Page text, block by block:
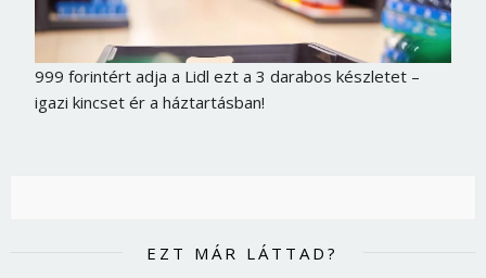
999 forintért adja a Lidl ezt a 3 darabos készletet –
igazi kincset ér a háztartásban!
EZT MÁR LÁTTAD?